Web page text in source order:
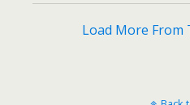
Load More From